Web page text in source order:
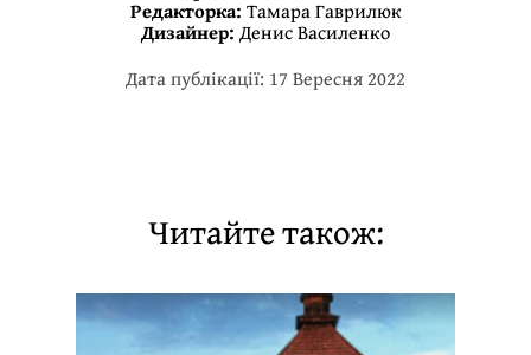
Редакторка: Тамара Гаврилюк
Дизайнер: Денис Василенко
Дата публікації: 17 Вересня 2022
Читайте також: